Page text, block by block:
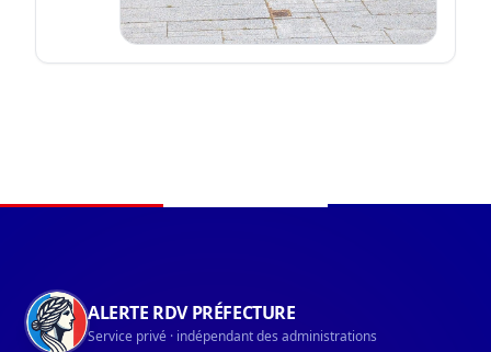
ALERTE RDV PRÉFECTURE
Service privé · indépendant des administrations